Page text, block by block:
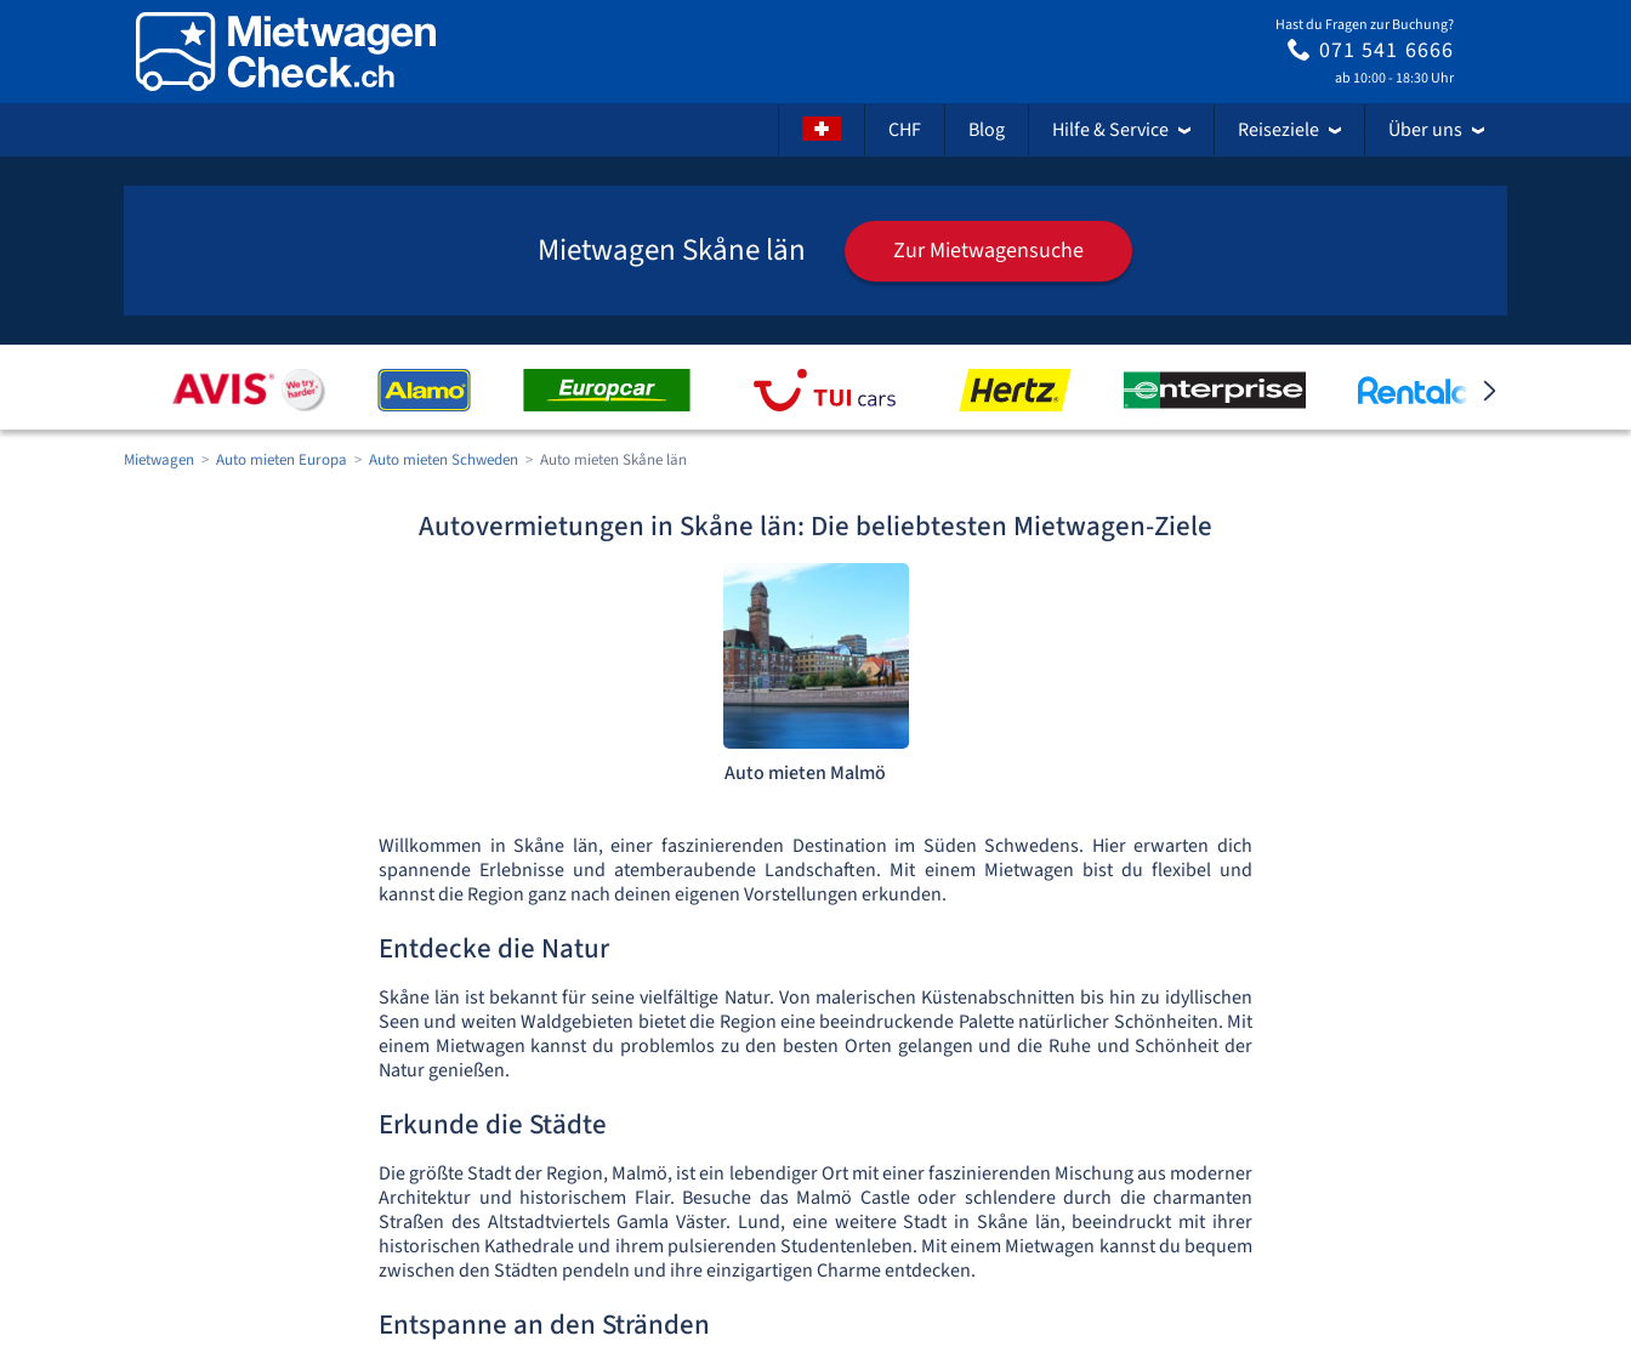
Hast du Fragen zur Buchung?
071 541 6666
ab 10:00 - 18:30 Uhr
CHF Blog Hilfe & Service Reiseziele Über uns
Mietwagen Skåne län Zur Mietwagensuche
Mietwagen Auto mieten Europa Auto mieten Schweden Auto mieten Skåne län
Autovermietungen in Skåne län: Die beliebtesten Mietwagen-Ziele
Auto mieten Malmö
Willkommen in Skåne län, einer faszinierenden Destination im Süden Schwedens. Hier erwarten dich
spannende Erlebnisse und atemberaubende Landschaften. Mit einem Mietwagen bist du flexibel und
kannst die Region ganz nach deinen eigenen Vorstellungen erkunden.
Entdecke die Natur
Skåne län ist bekannt für seine vielfältige Natur. Von malerischen Küstenabschnitten bis hin zu idyllischen
Seen und weiten Waldgebieten bietet die Region eine beeindruckende Palette natürlicher Schönheiten. Mit
einem Mietwagen kannst du problemlos zu den besten Orten gelangen und die Ruhe und Schönheit der
Natur genießen.
Erkunde die Städte
Die größte Stadt der Region, Malmö, ist ein lebendiger Ort mit einer faszinierenden Mischung aus moderner
Architektur und historischem Flair. Besuche das Malmö Castle oder schlendere durch die charmanten
Straßen des Altstadtviertels Gamla Väster. Lund, eine weitere Stadt in Skåne län, beeindruckt mit ihrer
historischen Kathedrale und ihrem pulsierenden Studentenleben. Mit einem Mietwagen kannst du bequem
zwischen den Städten pendeln und ihre einzigartigen Charme entdecken.
Entspanne an den Stränden